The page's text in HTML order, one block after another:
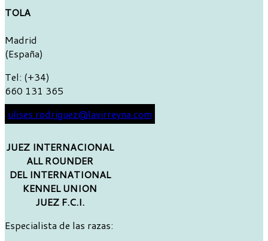
TOLA
Madrid
(España)
Tel: (+34)
660 131 365
ulises.rodriguez@lavirreyna.com
JUEZ INTERNACIONAL
ALL ROUNDER
DEL INTERNATIONAL
KENNEL UNION
JUEZ F.C.I.
Especialista de las razas: